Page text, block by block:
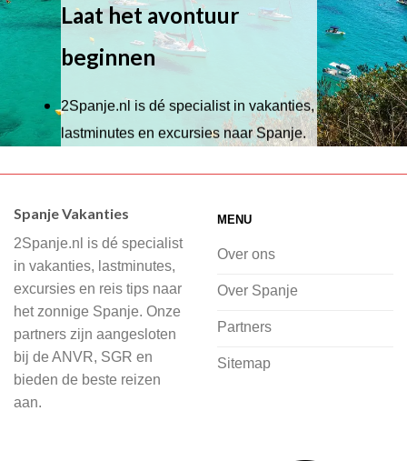
Laat het avontuur
beginnen
2Spanje.nl is dé specialist in vakanties,
lastminutes en excursies naar Spanje.
Wij hebben een breed scala aan
of je nu wilt relaxen op het strand,
cultuur wilt ontdekken of avontuur zoekt
in de natuur.
Bij 2Spanje.nl begint de voorpret al
voordat je het vliegtuig instapt, door
inspiratie op te doen over dit zonnige
Spanje Vakanties
2Spanje.nl is dé specialist
in vakanties, lastminutes,
excursies en reis tips naar
het zonnige Spanje. Onze
partners zijn aangesloten
bij de ANVR, SGR en
bieden de beste reizen
aan.
MENU
Over ons
Over Spanje
Partners
Sitemap